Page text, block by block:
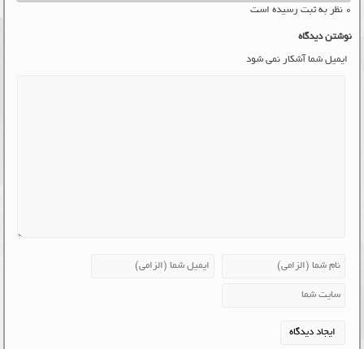
۰ نظر به ثبت رسیده است
نوشتن دیدگاه
ایمیل شما آشکار نمی شود